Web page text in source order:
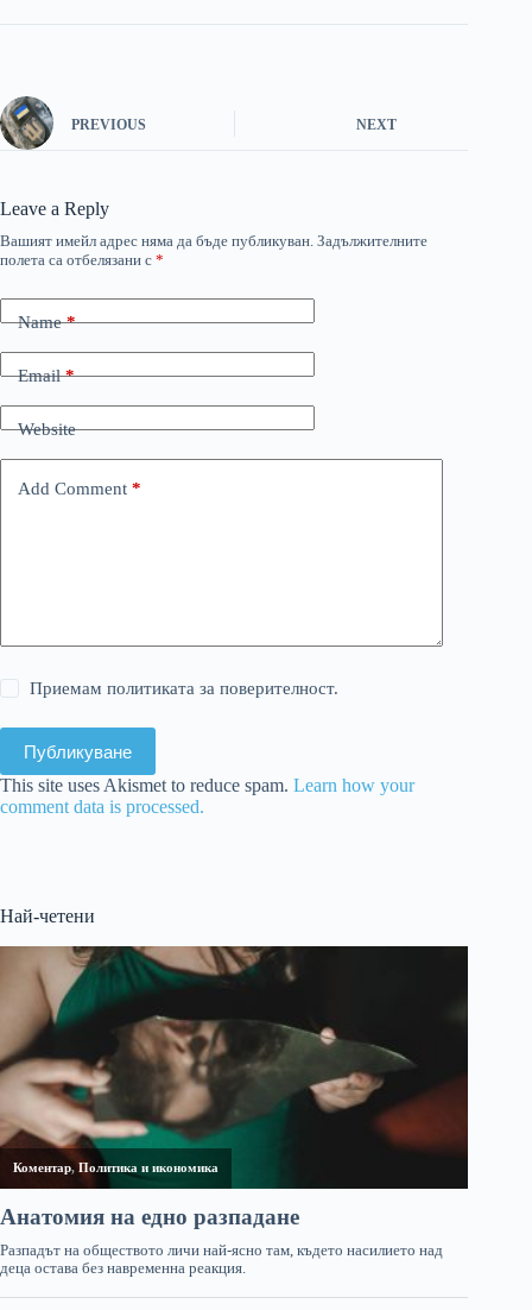
PREVIOUS NEXT
Leave a Reply
Вашият имейл адрес няма да бъде публикуван. Задължителните
полета са отбелязани с *
Name*
Email*
Website
Add Comment *
Приемам политиката за поверителност.
Публикуване
This site uses Akismet to reduce spam. Learn how your
comment data is processed.
Най-четени